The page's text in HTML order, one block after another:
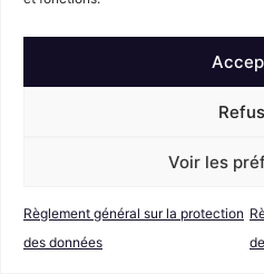
Voir les
Règlement général sur la protection
des données